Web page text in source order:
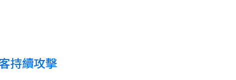
持續攻擊